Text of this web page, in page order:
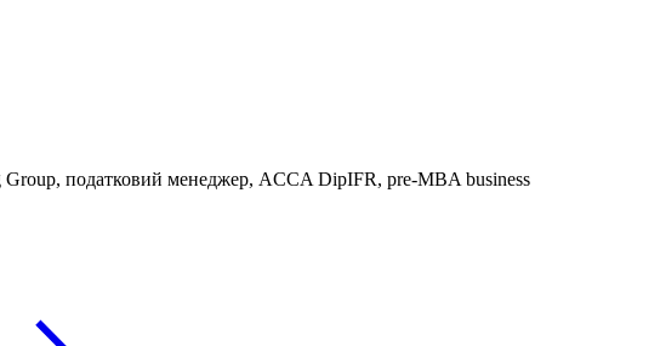
податковий менеджер, ACCA DipIFR, pre-MBA business